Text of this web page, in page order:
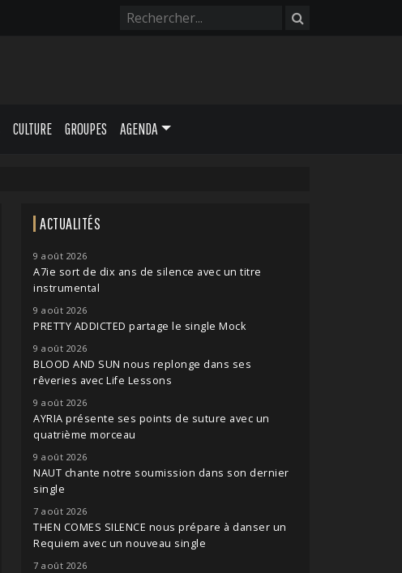
CULTURE GROUPES AGENDA
ACTUALITÉS
9 août 2026
A7ie sort de dix ans de silence avec un titre
instrumental
9 août 2026
PRETTY ADDICTED partage le single Mock
9 août 2026
BLOOD AND SUN nous replonge dans ses
rêveries avec Life Lessons
9 août 2026
AYRIA présente ses points de suture avec un
quatrième morceau
9 août 2026
NAUT chante notre soumission dans son dernier
single
7 août 2026
THEN COMES SILENCE nous prépare à danser un
Requiem avec un nouveau single
7 août 2026